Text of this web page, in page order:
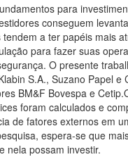
para
conseguem
a ter papéis mais
para fazer suas
O presente
S.A., Suzano Papel
BM&F Bovespa e
foram calculados e
de fatores externos em
espera-se que
nela possam investir.